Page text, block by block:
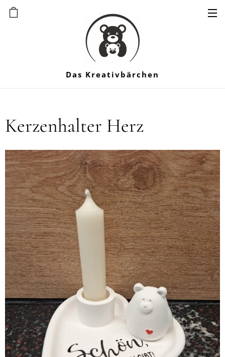
Das Kreativbärchen
Kerzenhalter Herz